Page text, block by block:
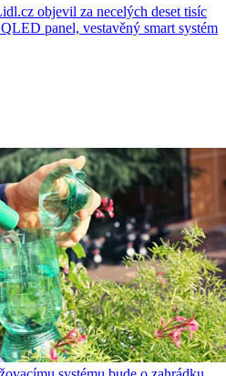
objevil za necelých deset tisíc
panel, vestavěný smart systém